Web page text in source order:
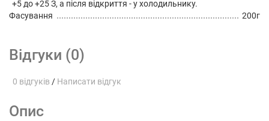
+5 до +25 З, а після відкриття - у холодильнику.
Фасування
200г
Відгуки (0)
0 відгуків / Написати відгук
Опис